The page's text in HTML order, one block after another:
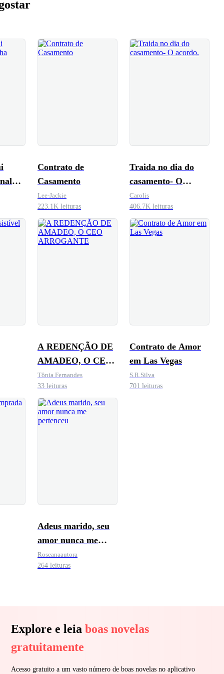
Contrato de
Casamento
Lee-Jackie
223.1K leituras
Traida no dia do
casamento- O
acordo.
Carolis
406.7K leituras
A REDENÇÃO DE
AMADEO, O CEO
ARROGANTE
Tônia Fernandes
33 leituras
Contrato de Amor
em Las Vegas
S.R.Silva
701 leituras
Adeus marido, seu
amor nunca me
pertenceu
Roseanaautora
264 leituras
Explore e leia boas novelas
gratuitamente
Acesso gratuito a um vasto número de boas novelas no aplicativo